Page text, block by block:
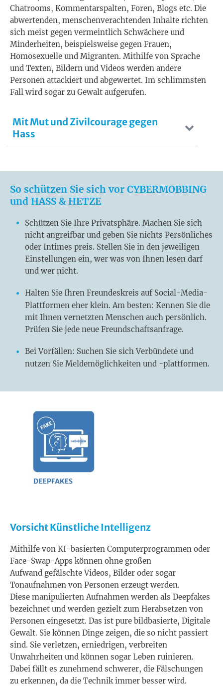
Chatrooms, Kommentarspalten, Foren, Blogs etc. Die
abwertenden, menschenverachtenden Inhalte richten
sich meist gegen vermeintlich Schwächere und
Minderheiten, beispielsweise gegen Frauen,
Homosexuelle und Migranten. Mithilfe von Sprache
und Texten, Bildern und Videos werden andere
Personen attackiert und abgewertet. Im schlimmsten
Fall wird sogar zu Gewalt aufgerufen.
Mit Mut und Zivilcourage gegen
Hass
So schützen Sie sich vor CYBERMOBBING
und HASS & HETZE
Schützen Sie Ihre Privatsphäre. Machen Sie sich
nicht angreifbar und geben Sie nichts Persönliches
oder Intimes preis. Stellen Sie in den jeweiligen
Einstellungen ein, wer was von Ihnen lesen darf
und wer nicht.
Halten Sie Ihren Freundeskreis auf Social-Media-
Plattformen eher klein. Am besten: Kennen Sie die
mit Ihnen vernetzten Menschen auch persönlich.
Prüfen Sie jede neue Freundschaftsanfrage.
Bei Vorfällen: Suchen Sie sich Verbündete und
nutzen Sie Meldemöglichkeiten und -plattformen.
Vorsicht Künstliche Intelligenz
Mithilfe von KI-basierten Computerprogrammen oder
Face-Swap-Apps können ohne großen
Aufwand gefälschte Videos, Bilder oder sogar
Tonaufnahmen von Personen erzeugt werden.
Diese manipulierten Aufnahmen werden als Deepfakes
bezeichnet und werden gezielt zum Herabsetzen von
Personen eingesetzt. Das ist pure bildbasierte, Digitale
Gewalt. Sie können Dinge zeigen, die so nicht passiert
sind. Sie verletzen, erniedrigen, verbreiten
Unwahrheiten und können sogar Leben ruinieren.
Dabei fällt es zunehmend schwerer, die Fälschungen
zu erkennen, da die Technik immer besser wird.